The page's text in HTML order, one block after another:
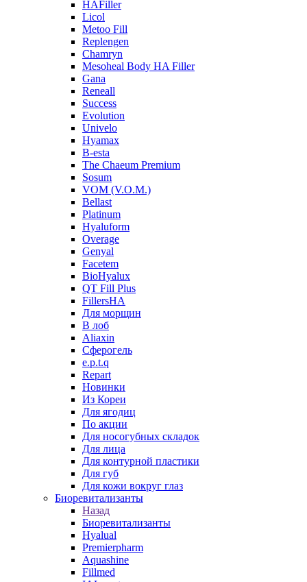
HAFiller
Licol
Metoo Fill
Replengen
Chamryn
Mesoheal Body HA Filler
Gana
Reneall
Success
Evolution
Univelo
Hyamax
B-esta
The Chaeum Premium
Sosum
VOM (V.O.M.)
Bellast
Platinum
Hyaluform
Overage
Genyal
Facetem
BioHyalux
QT Fill Plus
FillersHA
Для морщин
В лоб
Aliaxin
Сферогель
e.p.t.q
Repart
Новинки
Из Кореи
Для ягодиц
По акции
Для носогубных складок
Для лица
Для контурной пластики
Для губ
Для кожи вокруг глаз
Биоревитализанты
Назад
Биоревитализанты
Hyalual
Premierpharm
Aquashine
Fillmed